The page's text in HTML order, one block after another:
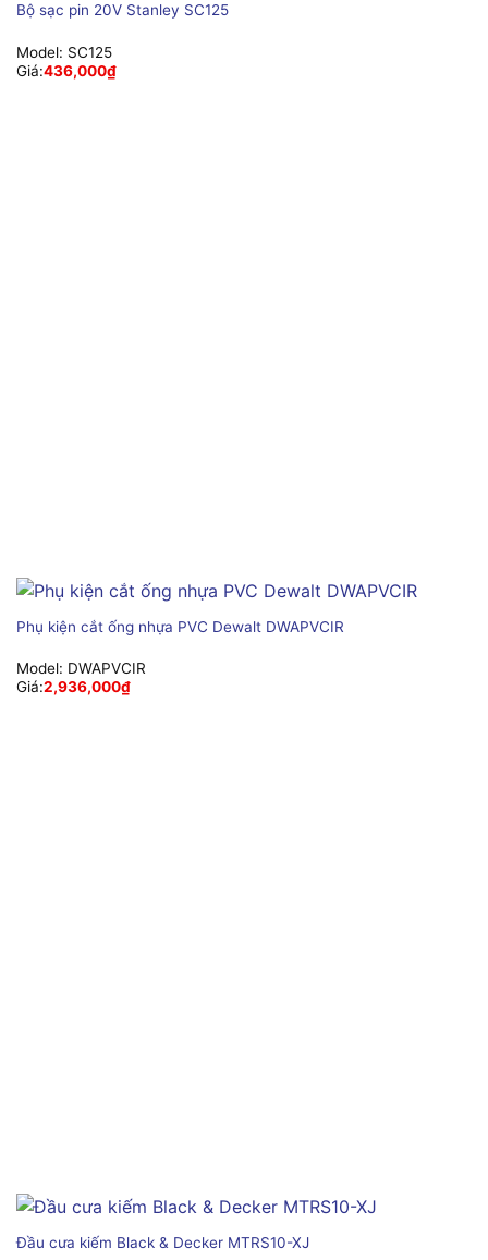
Bộ sạc pin 20V Stanley SC125
Model: SC125
Giá:436,000₫
Phụ kiện cắt ống nhựa PVC Dewalt DWAPVCIR
Model: DWAPVCIR
Giá:2,936,000₫
Đầu cưa kiếm Black & Decker MTRS10-XJ